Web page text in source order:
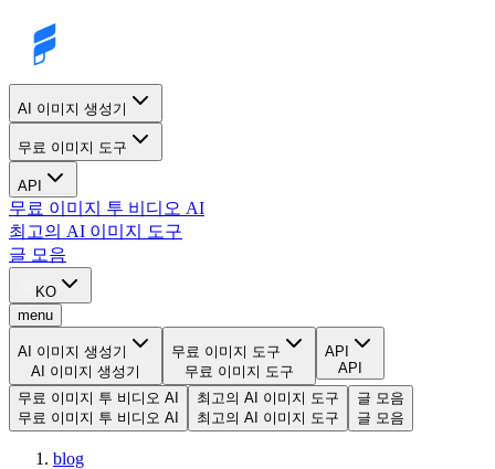
AI 이미지 생성기
무료 이미지 도구
API
무료 이미지 투 비디오 AI
최고의 AI 이미지 도구
글 모음
KO
menu
AI 이미지 생성기
AI 이미지 생성기
무료 이미지 도구
무료 이미지 도구
API
API
무료 이미지 투 비디오 AI
무료 이미지 투 비디오 AI
최고의 AI 이미지 도구
최고의 AI 이미지 도구
글 모음
글 모음
blog